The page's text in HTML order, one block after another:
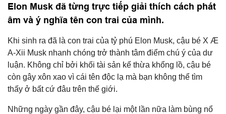
Elon Musk đã từng trực tiếp giải thích cách phát
âm và ý nghĩa tên con trai của mình.
Khi sinh ra đã là con trai của tỷ phú Elon Musk, cậu bé X Æ
A-Xii Musk nhanh chóng trở thành tâm điểm chú ý của dư
luận. Không chỉ bởi khối tài sản kế thừa khổng lồ, cậu bé
còn gây xôn xao vì cái tên độc lạ mà bạn không thể tìm
thấy ở bất cứ đâu trên thế giới.
Những ngày gần đây, cậu bé lại một lần nữa làm bùng nổ